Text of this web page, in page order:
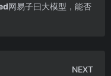
网易子曰大模型，能否
NEXT